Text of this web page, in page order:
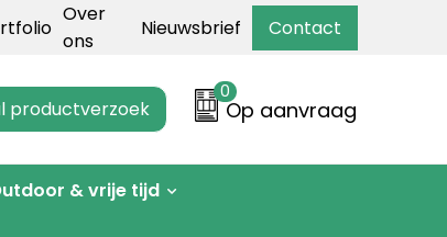
Over
ons
Nieuwsbrief Contact
productverzoek
0
Op aanvraag
& vrije tijd